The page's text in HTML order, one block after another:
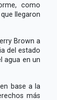
como
llegaron
Brown a
del estado
agua en un
base a la
más